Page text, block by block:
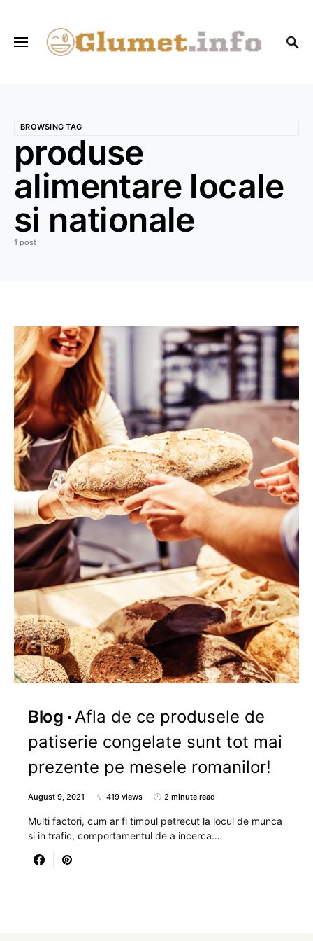
BROWSING TAG
produse
alimentare locale
si nationale
1 post
Blog Afla de ce produsele de
patiserie congelate sunt tot mai
prezente pe mesele romanilor!
August 9, 2021 419 views 2 minute read
Multi factori, cum ar fi timpul petrecut la locul de munca
si in trafic, comportamentul de a incerca…